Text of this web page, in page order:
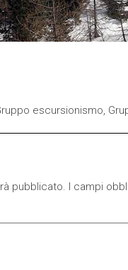
escursionismo,
pubblicato. I campi